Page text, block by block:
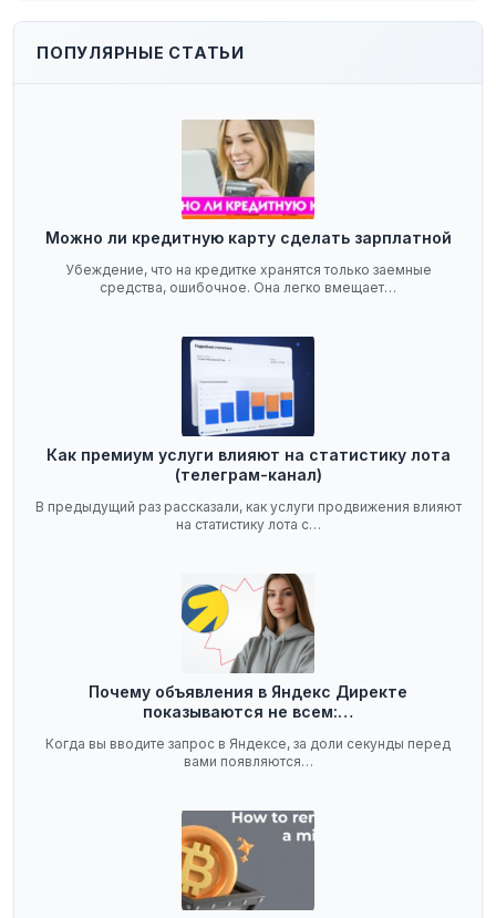
ПОПУЛЯРНЫЕ СТАТЬИ
Можно ли кредитную карту сделать зарплатной
Убеждение, что на кредитке хранятся только заемные
средства, ошибочное. Она легко вмещает…
Как премиум услуги влияют на статистику лота
(телеграм-канал)
В предыдущий раз рассказали, как услуги продвижения влияют
на статистику лота с…
Почему объявления в Яндекс Директе
показываются не всем:…
Когда вы вводите запрос в Яндексе, за доли секунды перед
вами появляются…